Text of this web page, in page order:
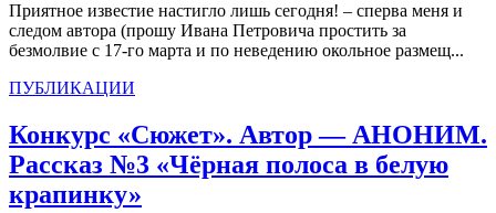
Приятное известие настигло лишь сегодня! – сперва меня и
следом автора (прошу Ивана Петровича простить за
безмолвие с 17-го марта и по неведению окольное размещ...
ПУБЛИКАЦИИ
Конкурс «Сюжет». Автор — АНОНИМ.
Рассказ №3 «Чёрная полоса в белую
крапинку»